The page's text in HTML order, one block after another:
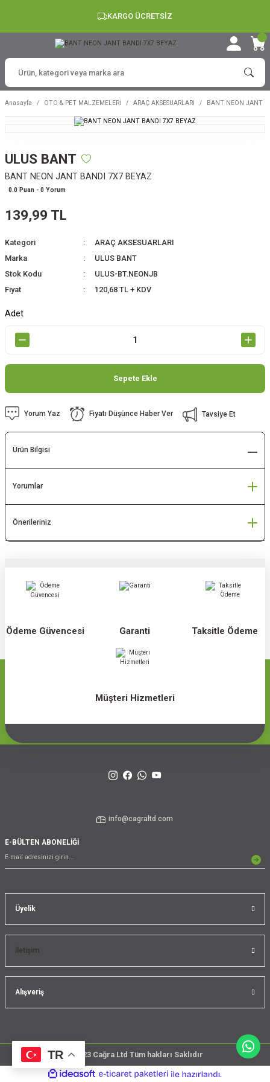
KARGO ÜCRETSİZ
Anasayfa OTO & PET MALZEMELERİ ARAÇ AKSESUARLARI BANT NEON JANT
ULUS BANT
BANT NEON JANT BANDI 7X7 BEYAZ
0.0 Puan - 0 Yorum
139,99 TL
Kategori
ARAÇ AKSESUARLARI
Marka
ULUS BANT
Stok Kodu
ULUS-BT.NEONJB
Fiyat
120,68 TL + KDV
Adet
Sepete Ekle
Yorum Yaz Fiyatı Düşünce Haber Ver Tavsiye Et
Ürün Bilgisi
Yorumlar
Önerileriniz
Ödeme Güvencesi Garanti Taksitle Ödeme
Müşteri Hizmetleri
Üyelik
İletişim
Alışveriş
TR
info@cagraltd.com
E-BÜLTEN ABONELİĞİ
@2023 Cağra Ltd Tüm hakları Saklıdır
çember
ideasoft
e-